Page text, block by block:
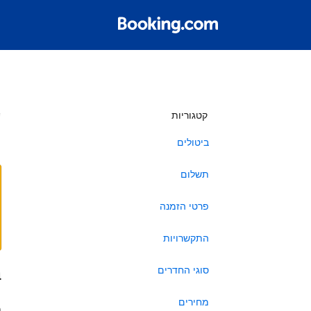
קטגוריות
ביטולים
תשלום
פרטי הזמנה
התקשרויות
סוגי החדרים
מחירים